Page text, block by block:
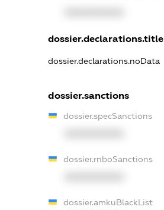
dossier.declarations.title
dossier.declarations.noData
dossier.sanctions
dossier.specSanctions
dossier.rnboSanctions
dossier.amkuBlackList